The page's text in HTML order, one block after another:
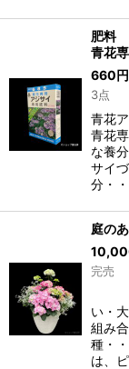
肥料
青花
660円
3点
青花
青花
な養
サイ
分・
庭の
完売
あ
い・
組み
種・
は、